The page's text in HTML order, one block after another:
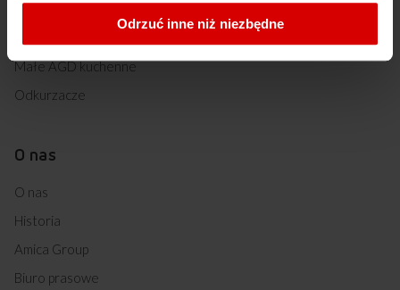
Odrzuć inne niż niezbędne
Suszarki
Małe AGD kuchenne
Odkurzacze
O nas
O nas
Historia
Amica Group
Biuro prasowe